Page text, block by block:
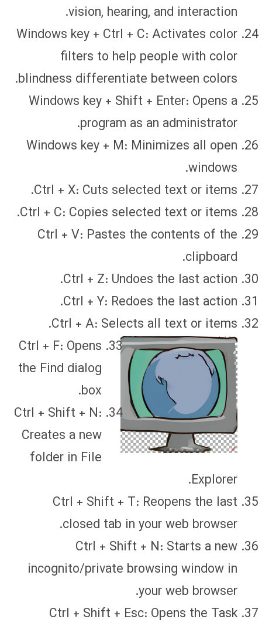
vision, hearing, and interaction.
Windows key + Ctrl + C: Activates color
filters to help people with color
blindness differentiate between colors.
Windows key + Shift + Enter: Opens a
program as an administrator.
Windows key + M: Minimizes all open
windows.
Ctrl + X: Cuts selected text or items.
Ctrl + C: Copies selected text or items.
Ctrl + V: Pastes the contents of the
clipboard.
Ctrl + Z: Undoes the last action.
Ctrl + Y: Redoes the last action.
Ctrl + A: Selects all text or items.
Ctrl + F: Opens
the Find dialog
box.
Ctrl + Shift + N:
Creates a new
folder in File
Explorer.
Ctrl + Shift + T: Reopens the last
closed tab in your web browser.
Ctrl + Shift + N: Starts a new
incognito/private browsing window in
your web browser.
Ctrl + Shift + Esc: Opens the Task